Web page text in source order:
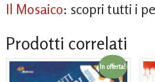
Il Mosaico: scopri tutti i
Prodotti correlati
In offerta!